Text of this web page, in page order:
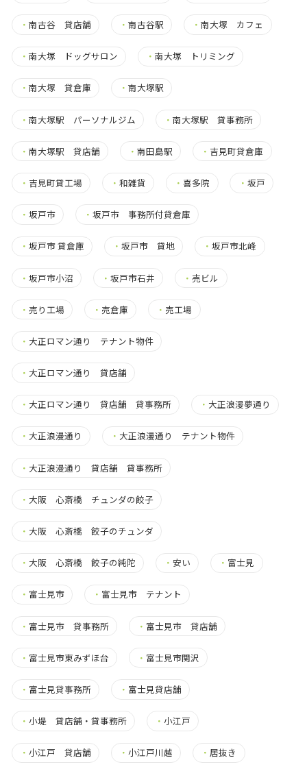
・ 南古谷 貸店舗 ・南古谷駅 ・南大塚 カフェ
・ 南大塚 ドッグサロン ・南大塚 トリミング
・ 南大塚 貸倉庫 ・南大塚駅
・ 南大塚駅 パーソナルジム ・南大塚駅 貸事務所
・ 南大塚駅 貸店舗 ・南田島駅 ・ 吉見町貸倉庫
・ 吉見町貸工場 ・和雑貨 ・喜多院 ・ 坂戸
・ 坂戸市 ・坂戸市 事務所付貸倉庫
・ 坂戸市 貸倉庫 ・坂戸市 貸地 ・坂戸市北峰
・ 坂戸市小沼 ・坂戸市石井 ・ 売ビル
・ 売り工場 ・ 売倉庫 ・ 売工場
・ 大正ロマン通り テナント物件
・ 大正ロマン通り 貸店舗
・ 大正ロマン通り 貸店舗 貸事務所 ・ 大正浪漫夢通り
・ 大正浪漫通り ・ 大正浪漫通り テナント物件
・ 大正浪漫通り 貸店舗 貸事務所
・ 大阪 心斎橋 チュンダの餃子
・ 大阪 心斎橋 餃子のチュンダ
・ 大阪 心斎橋 餃子の純陀 ・安い ・ 富士見
・ 富士見市 ・ 富士見市 テナント
・ 富士見市 貸事務所 ・ 富士見市 貸店舗
・ 富士見市東みずほ台 ・ 富士見市関沢
・ 富士見貸事務所 ・ 富士見貸店舗
・ 小堤 貸店舗・貸事務所 ・小江戸
・ 小江戸 貸店舗 ・小江戸川越 ・居抜き